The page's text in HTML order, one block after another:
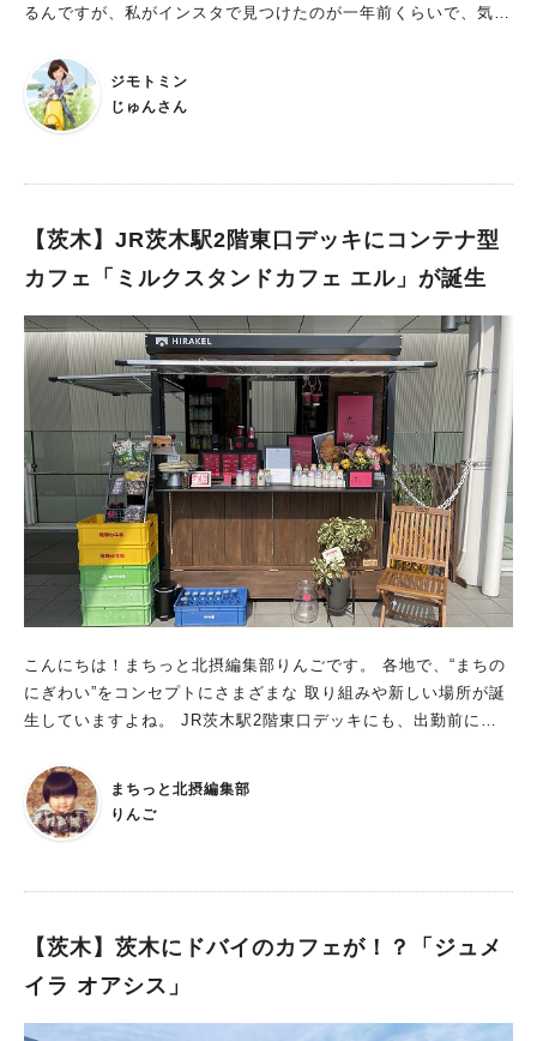
るんですが、私がインスタで見つけたのが一年前くらいで、気に
ル2席カウンター4席ほどのお店で、昔からある喫茶店という感じ
が、ほっこりさせてくれます。 そんな昔の雰囲気を残しつつ、
ラテアートが可愛いくて、今カフェの要素も感じれるんです！
は食べて欲しいですね！ ショートケーキもふわふわで甘さ控え
ね〜！ 日によって、置いてるケーキが違うので、インスタなど
でご確認ください。
ジモトミン
じゅんさん
【茨木】JR茨木駅2階東口デッキにコンテナ型
カフェ「ミルクスタンドカフェ エル」が誕生
こんにちは！まちっと北摂編集部りんごです。 各地で、“まちの
にぎわい”をコンセプトにさまざまな 取り組みや新しい場所が誕
生していますよね。 JR茨木駅2階東口デッキにも、出勤前に立
た場所ににぎわいが JR茨木駅2階東口デッキ「いばらきスカイ
パレット」に3月1日オープンしたのは コンテナ型のカフェ「ミ
ルクスタンドカフェ エル」。 18種類の瓶牛乳やコーヒーなどの
して設置したもの。子育て中のママ7人が運営者となり、 ドリン
役も買っています。 「出勤・通学前に立ち寄ってくれたりと、
通過するだけだった場所ににぎわいが生まれたのはうれしい」と
まちっと北摂編集部
りんご
【茨木】茨木にドバイのカフェが！？「ジュメ
イラ オアシス」